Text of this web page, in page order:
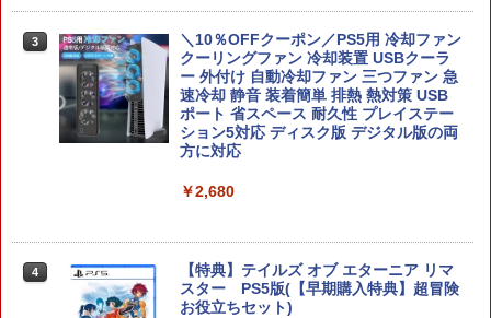
4
ニンテンドープリペイド番号 9000円|オ
ンラインコード版
￥9,000
ニンテンドープリペイド番号 5000円|オ
4
【純正品】DualSense ワイヤレスコン
トローラー ミッドナイト ブラック(CFI-
ZCT2J01)
￥10,737
トローラー(CFI-ZCT2J)
￥2,618
【国内正規品】Thrustmaster スラスト
マスター TH8S シフター - PC、PS4、P
s X|S 対応の高精度 H パターン シフター
劇場版「鬼滅の刃」無限城編 第一章 猗
窩座再来 完全生産限定版 [Blu-ray]
￥8,698
ルアイドルクラブ Bloom Garden Part
y』Blu-ray（特装限定版）
FF】【tomtoc公式店】 Switch 2対応 ハ
ードケース FancyCase-G05 Nintendo
2025年 スイッチ2モデル用 スリムケース
持ち運び キャリングケース 耐衝撃 薄型
ハードポーチ ゲームカード12枚収納 ア
クセサリーポーチ
大容量 Switch2/Switch通常モデル/Swit
ch lite/Switch 有機ELモテルに対応 収納
バッグ 防水 防塵 耐衝撃 持ち運び便利 ポ
3
＼10％OFFクーポン／PS5用 冷却ファン
クーリングファン 冷却装置 USBクーラ
ー 外付け 自動冷却ファン 三つファン 急
速冷却 静音 装着簡単 排熱 熱対策 USB
ポート 省スペース 耐久性 プレイステー
ション5対応 ディスク版 デジタル版の両
方に対応
￥2,680
4
【特典】テイルズ オブ エターニア リマ
スター PS5版(【早期購入特典】超冒険
お役立ちセット)